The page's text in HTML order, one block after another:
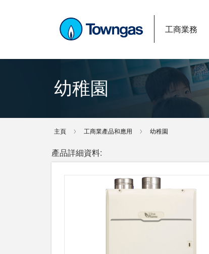
工商業務
幼稚園
主頁 工商業產品和應用 幼稚園
產品詳細資料: